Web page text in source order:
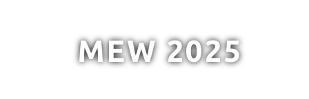
MEW 2025